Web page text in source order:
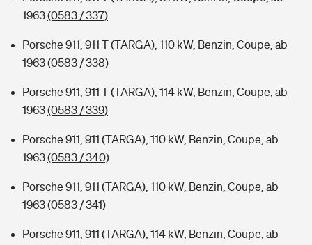
1963(0583 / 337)
Porsche 911, 911 T (TARGA), 110 kW, Benzin, Coupe, ab
1963(0583 / 338)
Porsche 911, 911 T (TARGA), 114 kW, Benzin, Coupe, ab
1963(0583 / 339)
Porsche 911, 911 (TARGA), 110 kW, Benzin, Coupe, ab
1963(0583 / 340)
Porsche 911, 911 (TARGA), 110 kW, Benzin, Coupe, ab
1963(0583 / 341)
Porsche 911, 911 (TARGA), 114 kW, Benzin, Coupe, ab